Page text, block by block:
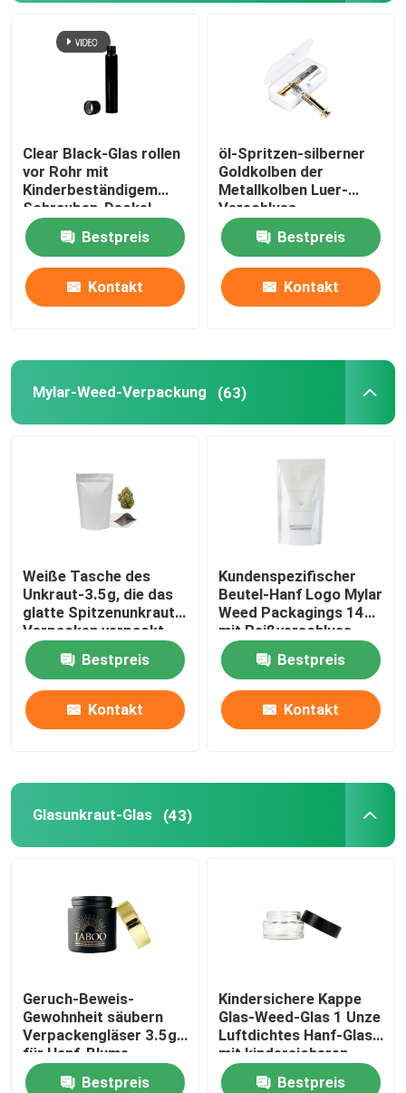
Clear Black-Glas rollen
vor Rohr mit
Kinderbeständigem
Schrauben-Deckel
22x116mm
Bestpreis
Kontakt
öl-Spritzen-silberner
Goldkolben der
Metallkolben Luer-
Verschluss-
Glasspritzen-1ml
Bestpreis
Kontakt
Mylar-Weed-Verpackung (63)
Weiße Tasche des
Unkraut-3.5g, die das
glatte Spitzenunkraut-
Verpacken verpackt
Bestpreis
Kontakt
Kundenspezifischer
Beutel-Hanf Logo Mylar
Weed Packagings 14G
mit Reißverschluss
blüht das Verpacken
Bestpreis
Kontakt
Glasunkraut-Glas (43)
Geruch-Beweis-
Gewohnheit säubern
Verpackengläser 3.5g
für Hanf-Blume
Bestpreis
Kindersichere Kappe
Glas-Weed-Glas 1 Unze
Luftdichtes Hanf-Glas
mit kindersicheren
Deckel
Bestpreis